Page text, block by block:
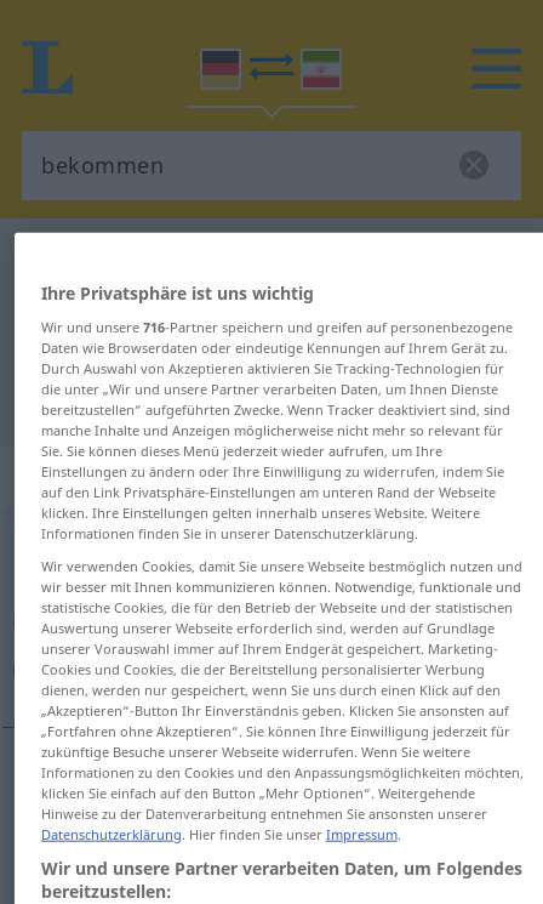
Deutsch-Persisch Übersetzung für
"bekommen"
"bekommen" Persisch Übersetzung
„bekommen“
bekommen
Übersicht aller Übersetzungen
(Für mehr Details die Übersetzung anklicken/antippen)
دریافت كردن, گرفتن
دریافتكردن [darjāft kardan] bekommen
[gereftan]
Ihre Privatsphäre ist uns wichtig
Wir und unsere 716-Partner speichern und greifen auf personenbezogene
Daten wie Browserdaten oder eindeutige Kennungen auf Ihrem Gerät zu.
Durch Auswahl von Akzeptieren aktivieren Sie Tracking-Technologien für
die unter „Wir und unsere Partner verarbeiten Daten, um Ihnen Dienste
bereitzustellen“ aufgeführten Zwecke. Wenn Tracker deaktiviert sind, sind
manche Inhalte und Anzeigen möglicherweise nicht mehr so relevant für
Sie. Sie können dieses Menü jederzeit wieder aufrufen, um Ihre
Einstellungen zu ändern oder Ihre Einwilligung zu widerrufen, indem Sie
auf den Link Privatsphäre-Einstellungen am unteren Rand der Webseite
klicken. Ihre Einstellungen gelten innerhalb unseres Website. Weitere
Informationen finden Sie in unserer Datenschutzerklärung.
Wir verwenden Cookies, damit Sie unsere Webseite bestmöglich nutzen und
wir besser mit Ihnen kommunizieren können. Notwendige, funktionale und
statistische Cookies, die für den Betrieb der Webseite und der statistischen
Auswertung unserer Webseite erforderlich sind, werden auf Grundlage
unserer Vorauswahl immer auf Ihrem Endgerät gespeichert. Marketing-
Cookies und Cookies, die der Bereitstellung personalisierter Werbung
dienen, werden nur gespeichert, wenn Sie uns durch einen Klick auf den
„Akzeptieren“-Button Ihr Einverständnis geben. Klicken Sie ansonsten auf
„Fortfahren ohne Akzeptieren“. Sie können Ihre Einwilligung jederzeit für
zukünftige Besuche unserer Webseite widerrufen. Wenn Sie weitere
Informationen zu den Cookies und den Anpassungsmöglichkeiten möchten,
klicken Sie einfach auf den Button „Mehr Optionen“. Weitergehende
Hinweise zu der Datenverarbeitung entnehmen Sie ansonsten unserer
Datenschutzerklärung. Hier finden Sie unser Impressum.
Wir und unsere Partner verarbeiten Daten, um Folgendes
bereitzustellen: